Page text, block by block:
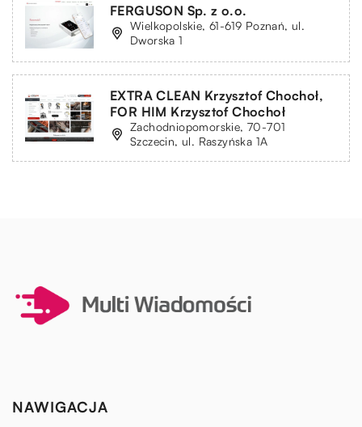
FERGUSON Sp. z o.o.
Wielkopolskie, 61-619 Poznań, ul.
Dworska 1
EXTRA CLEAN Krzysztof Chochoł,
FOR HIM Krzysztof Chochoł
Zachodniopomorskie, 70-701
Szczecin, ul. Raszyńska 1A
NAWIGACJA